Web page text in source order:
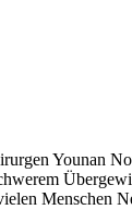
Younan
Menschen